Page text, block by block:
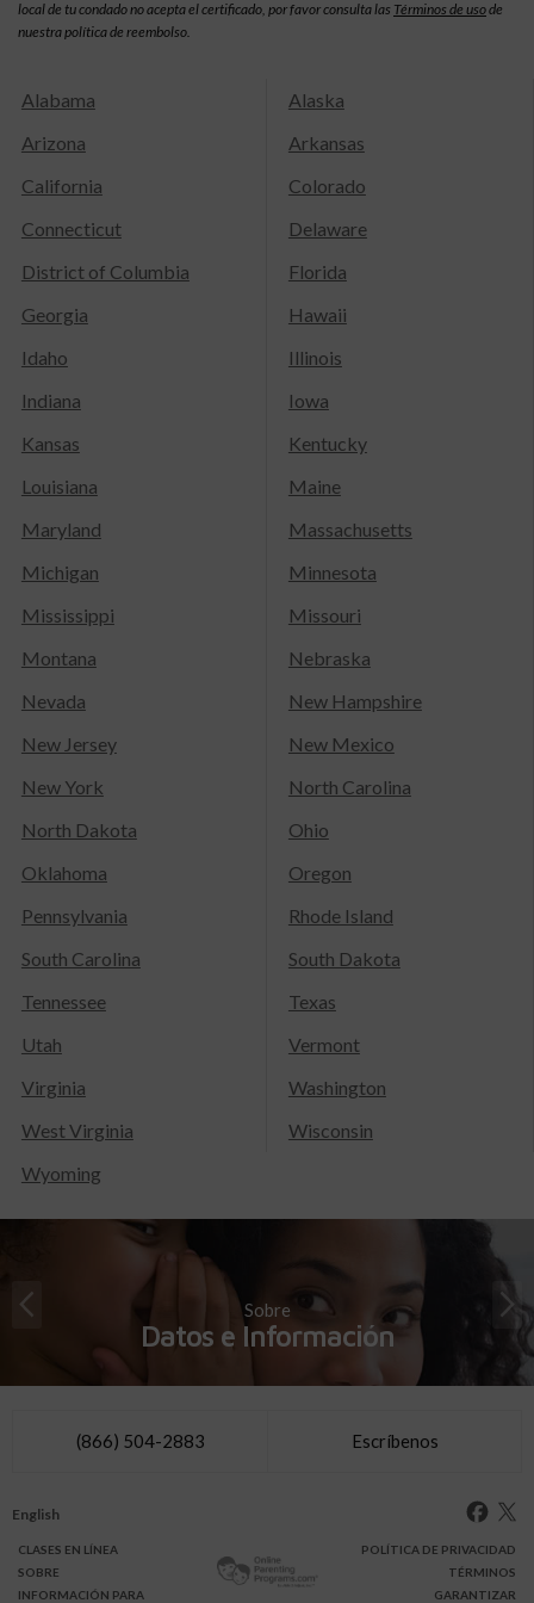
local de tu condado no acepta el certificado, por favor consulta las Términos de usode
nuestra política de reembolso.
Alabama
Alaska
Arizona
Arkansas
California
Colorado
Connecticut
Delaware
District of Columbia
Florida
Georgia
Hawaii
Idaho
Illinois
Indiana
Iowa
Kansas
Kentucky
Louisiana
Maine
Maryland
Massachusetts
Michigan
Minnesota
Mississippi
Missouri
Montana
Nebraska
Nevada
New Hampshire
New Jersey
New Mexico
New York
North Carolina
North Dakota
Ohio
Oklahoma
Oregon
Pennsylvania
Rhode Island
South Carolina
South Dakota
Tennessee
Texas
Utah
Vermont
Virginia
Washington
West Virginia
Wisconsin
Wyoming
Sobre
Datos e Información
(866) 504-2883 Escríbenos
English
CLASES EN LÍNEA
SOBRE
INFORMACIÓN PARA
POLÍTICA DE PRIVACIDAD
TÉRMINOS
GARANTIZAR